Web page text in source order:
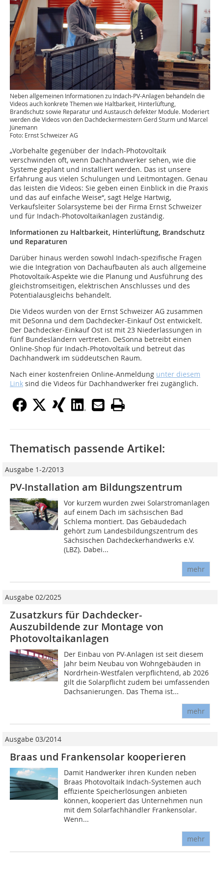
Neben allgemeinen Informationen zu Indach-PV-Anlagen behandeln die
Videos auch konkrete Themen wie Haltbarkeit, Hinterlüftung,
Brandschutz sowie Reparatur und Austausch defekter Module. Moderiert
werden die Videos von den Dachdeckermeistern Gerd Sturm und Marcel
Jünemann
Foto: Ernst Schweizer AG
„Vorbehalte gegenüber der Indach-Photovoltaik
verschwinden oft, wenn Dachhandwerker sehen, wie die
Systeme geplant und installiert werden. Das ist unsere
Erfahrung aus vielen Schulungen und Leitmontagen. Genau
das leisten die Videos: Sie geben einen Einblick in die Praxis
und das auf einfache Weise“, sagt Helge Hartwig,
Verkaufsleiter Solarsysteme bei der Firma Ernst Schweizer
und für Indach-Photovoltaikanlagen zuständig.
Informationen zu Haltbarkeit, Hinterlüftung, Brandschutz
und Reparaturen
Darüber hinaus werden sowohl Indach-spezifische Fragen
wie die Integration von Dachaufbauten als auch allgemeine
Photovoltaik-Aspekte wie die Planung und Ausführung des
gleichstromseitigen, elektrischen Anschlusses und des
Potentialausgleichs behandelt.
Die Videos wurden von der Ernst Schweizer AG zusammen
mit DeSonna und dem Dachdecker-Einkauf Ost entwickelt.
Der Dachdecker-Einkauf Ost ist mit 23 Niederlassungen in
fünf Bundesländern vertreten. DeSonna betreibt einen
Online-Shop für Indach-Photovoltaik und betreut das
Dachhandwerk im süddeutschen Raum.
Nach einer kostenfreien Online-Anmeldung unter diesem
Link sind die Videos für Dachhandwerker frei zugänglich.
Thematisch passende Artikel:
Ausgabe 1-2/2013
PV-Installation am Bildungszentrum
Vor kurzem wurden zwei Solarstromanlagen
auf einem Dach im sächsischen Bad
Schlema montiert. Das Gebäudedach
gehört zum Landesbildungszentrum des
Sächsischen Dachdeckerhandwerks e.V.
(LBZ). Dabei...
mehr
Ausgabe 02/2025
Zusatzkurs für Dachdecker-
Auszubildende zur Montage von
Photovoltaikanlagen
Der Einbau von PV-Anlagen ist seit diesem
Jahr beim Neubau von Wohngebäuden in
Nordrhein-Westfalen verpflichtend, ab 2026
gilt die Solarpflicht zudem bei umfassenden
Dachsanierungen. Das Thema ist...
mehr
Ausgabe 03/2014
Braas und Frankensolar kooperieren
Damit Handwerker ihren Kunden neben
Braas Photovoltaik Indach-Systemen auch
effiziente Speicherlösungen anbieten
können, kooperiert das Unternehmen nun
mit dem Solarfachhändler Frankensolar.
Wenn...
mehr